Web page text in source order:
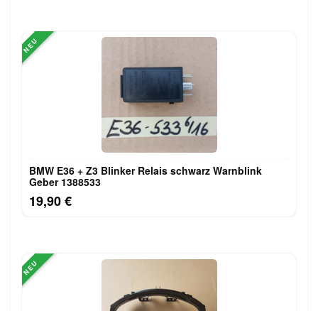
NEU
BMW E36 + Z3 Blinker Relais schwarz Warnblink
Geber 1388533
19,90 €
NEU